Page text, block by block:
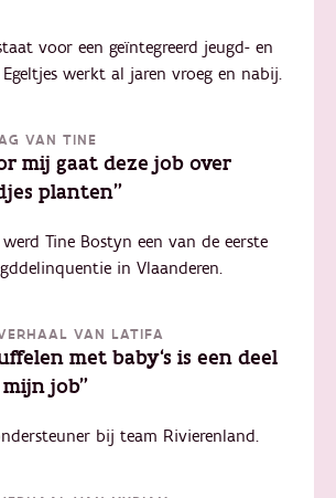
voor een geïntegreerd jeugd- en
Egeltjes werkt al jaren vroeg en nabij.
VAN TINE
mij gaat deze job over
planten"
Tine Bostyn een van de eerste
in Vlaanderen.
VAN LATIFA
met baby's is een deel
job"
bij team Rivierenland.